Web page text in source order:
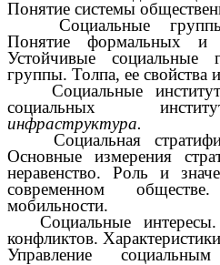
Понятие системы
Социальные
Понятие формальных и
Устойчивые социальные
группы. Толпа, ее свойства
Социальные
социальных
инфраструктура.
Социальная
Основные измерения
неравенство. Роль и
современном
мобильности.
Социальные
конфликтов.
Управление